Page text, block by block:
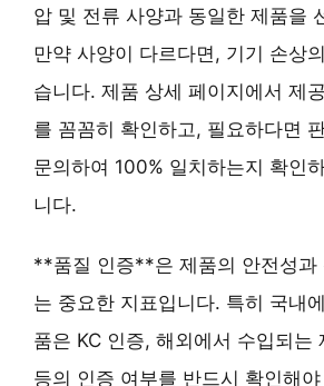
압 및 전류 사양과 동일한 제품을
만약 사양이 다르다면, 기기 손상
습니다. 제품 상세 페이지에서 제
를 꼼꼼히 확인하고, 필요하다면
문의하여 100% 일치하는지 확인
니다.
**품질 인증**은 제품의 안전성과
는 중요한 지표입니다. 특히 국내
품은 KC 인증, 해외에서 수입되는
등의 인증 여부를 반드시 확인해